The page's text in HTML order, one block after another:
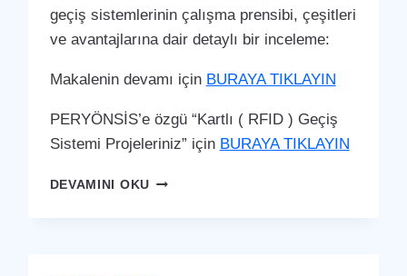
geçiş sistemlerinin çalışma prensibi, çeşitleri
ve avantajlarına dair detaylı bir inceleme:
Makalenin devamı için BURAYA TIKLAYIN
PERYÖNSİS’e özgü “Kartlı ( RFID ) Geçiş
Sistemi Projeleriniz” için BURAYA TIKLAYIN
DEVAMINI OKUKORGAN